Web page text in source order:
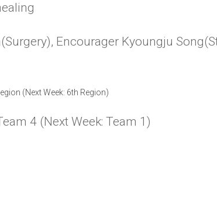
Encourager Kyoungju
(Next Week: 6th Region)
4 (Next Week: Team 1)